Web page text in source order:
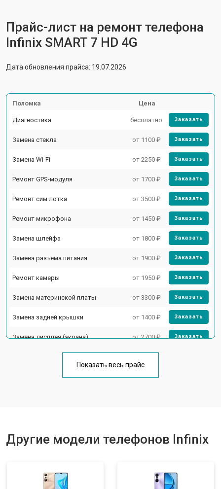
Прайс-лист на ремонт телефона
Infinix SMART 7 HD 4G
Дата обновления прайса: 19.07.2026
Поломка Цена
Диагностика бесплатно Заказать
Замена стекла от 1100 ₽ Заказать
Замена Wi-Fi от 2250 ₽ Заказать
Ремонт GPS-модуля от 1700 ₽ Заказать
Ремонт сим лотка от 3500 ₽ Заказать
Ремонт микрофона от 1450 ₽ Заказать
Замена шлейфа от 1800 ₽ Заказать
Замена разъема питания от 1900 ₽ Заказать
Ремонт камеры от 1950 ₽ Заказать
Замена материнской платы от 3300 ₽ Заказать
Замена задней крышки от 1400 ₽ Заказать
Замена дисплея (экрана) от 2700 ₽ Заказать
Замена кнопки включения от 1750 ₽
Показать весь прайс
Другие модели телефонов Infinix